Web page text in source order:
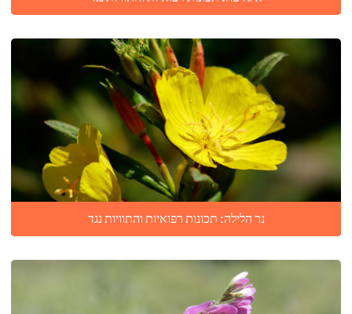
נר הלילה: תכונות רפואיות והתוויות נגד